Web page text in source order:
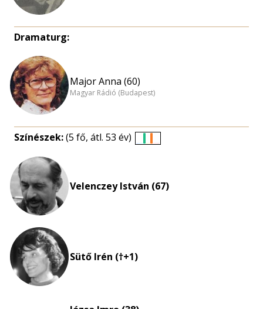
Dramaturg:
Major Anna (60)
Magyar Rádió (Budapest)
Színészek:(5 fő, átl. 53 év)
Velenczey István (67)
Sütő Irén (†+1)